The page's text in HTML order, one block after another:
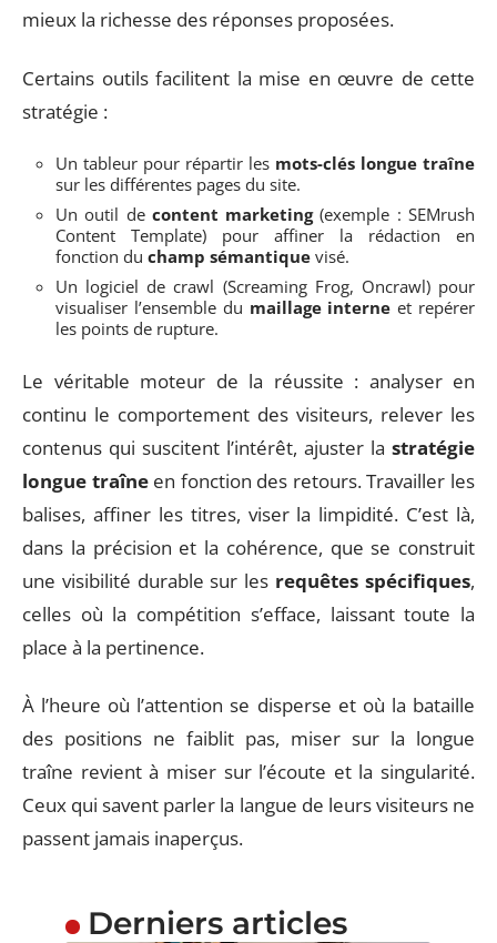
mieux la richesse des réponses proposées.
Certains outils facilitent la mise en œuvre de cette
stratégie :
Un tableur pour répartir les mots-clés longue traîne
sur les différentes pages du site.
Un outil de content marketing(exemple : SEMrush
Content Template) pour affiner la rédaction en
fonction du champ sémantique visé.
Un logiciel de crawl (Screaming Frog, Oncrawl) pour
visualiser l’ensemble du maillage interne et repérer
les points de rupture.
Le véritable moteur de la réussite : analyser en
continu le comportement des visiteurs, relever les
contenus qui suscitent l’intérêt, ajuster la stratégie
longue traîneen fonction des retours. Travailler les
balises, affiner les titres, viser la limpidité. C’est là,
dans la précision et la cohérence, que se construit
une visibilité durable sur les requêtes spécifiques,
celles où la compétition s’efface, laissant toute la
place à la pertinence.
À l’heure où l’attention se disperse et où la bataille
des positions ne faiblit pas, miser sur la longue
traîne revient à miser sur l’écoute et la singularité.
Ceux qui savent parler la langue de leurs visiteurs ne
passent jamais inaperçus.
Derniers articles